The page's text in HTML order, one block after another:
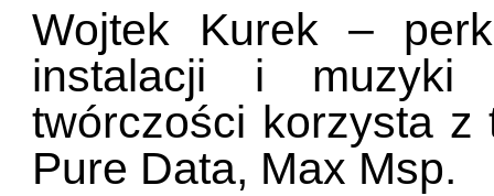
Wojtek Kurek –
instalacji i
twórczości korzysta z
Pure Data, Max Msp.